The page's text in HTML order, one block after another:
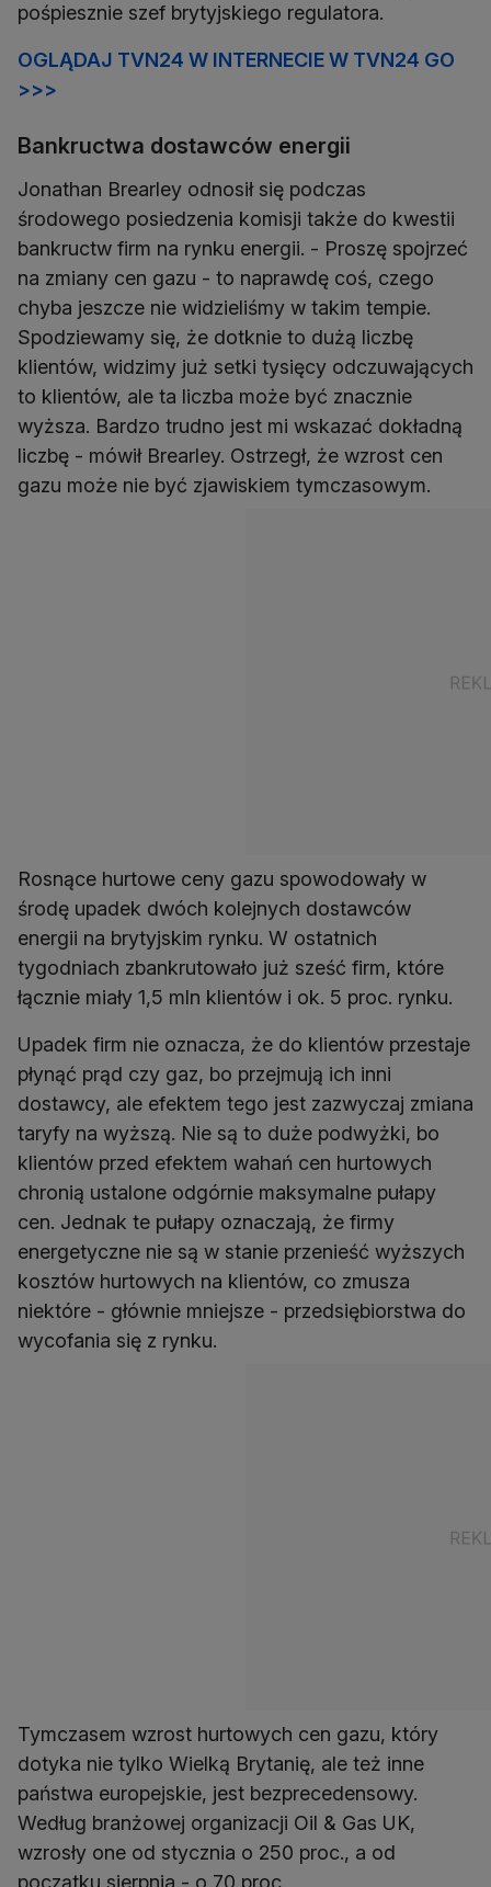
pośpiesznie szef brytyjskiego regulatora.
OGLĄDAJ TVN24 W INTERNECIE W TVN24 GO
>>>
Bankructwa dostawców energii
Jonathan Brearley odnosił się podczas
środowego posiedzenia komisji także do kwestii
bankructw firm na rynku energii. - Proszę spojrzeć
na zmiany cen gazu - to naprawdę coś, czego
chyba jeszcze nie widzieliśmy w takim tempie.
Spodziewamy się, że dotknie to dużą liczbę
klientów, widzimy już setki tysięcy odczuwających
to klientów, ale ta liczba może być znacznie
wyższa. Bardzo trudno jest mi wskazać dokładną
liczbę - mówił Brearley. Ostrzegł, że wzrost cen
gazu może nie być zjawiskiem tymczasowym.
Rosnące hurtowe ceny gazu spowodowały w
środę upadek dwóch kolejnych dostawców
energii na brytyjskim rynku. W ostatnich
tygodniach zbankrutowało już sześć firm, które
łącznie miały 1,5 mln klientów i ok. 5 proc. rynku.
Upadek firm nie oznacza, że do klientów przestaje
płynąć prąd czy gaz, bo przejmują ich inni
dostawcy, ale efektem tego jest zazwyczaj zmiana
taryfy na wyższą. Nie są to duże podwyżki, bo
klientów przed efektem wahań cen hurtowych
chronią ustalone odgórnie maksymalne pułapy
cen. Jednak te pułapy oznaczają, że firmy
energetyczne nie są w stanie przenieść wyższych
kosztów hurtowych na klientów, co zmusza
niektóre - głównie mniejsze - przedsiębiorstwa do
wycofania się z rynku.
Tymczasem wzrost hurtowych cen gazu, który
dotyka nie tylko Wielką Brytanię, ale też inne
państwa europejskie, jest bezprecedensowy.
Według branżowej organizacji Oil & Gas UK,
wzrosły one od stycznia o 250 proc., a od
początku sierpnia - o 70 proc.